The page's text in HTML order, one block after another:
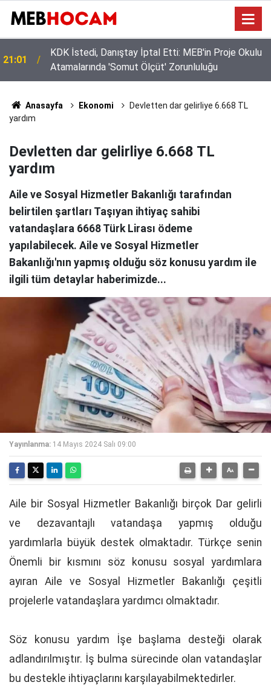
19:02
MEB'de 60 Bin Kişilik Dev Kadro: Okullara Güvenlik
ve Temizlik Personeli Alınıyor!
Anasayfa Ekonomi
Devletten dar gelirliye 6.668 TL
yardım
Devletten dar gelirliye 6.668 TL
yardım
Aile ve Sosyal Hizmetler Bakanlığı tarafından
belirtilen şartları Taşıyan ihtiyaç sahibi
vatandaşlara 6668 Türk Lirası ödeme
yapılabilecek. Aile ve Sosyal Hizmetler
Bakanlığı'nın yapmış olduğu söz konusu yardım ile
ilgili tüm detaylar haberimizde...
Yayınlanma: 14 Mayıs 2024 Salı 09:00
Aile bir Sosyal Hizmetler Bakanlığı birçok Dar gelirli
ve dezavantajlı vatandaşa yapmış olduğu
yardımlarla büyük destek olmaktadır. Türkçe senin
Önemli bir kısmını söz konusu sosyal yardımlara
ayıran Aile ve Sosyal Hizmetler Bakanlığı çeşitli
projelerle vatandaşlara yardımcı olmaktadır.
Söz konusu yardım İşe başlama desteği olarak
adlandırılmıştır. İş bulma sürecinde olan vatandaşlar
bu destekle ihtiyaçlarını karşılayabilmektedirler.